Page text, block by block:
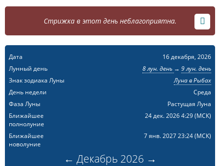
Стрижка в этот день неблагоприятна.
Дата
16 декабря, 2026
Лунный день
8 лун. день → 9 лун. день
Знак зодиака Луны
Луна в Рыбах
День недели
Среда
Фаза Луны
Растущая Луна
Ближайшее
полнолуние
24 дек. 2026 4:29(МСК)
Ближайшее
новолуние
7 янв. 2027 23:24(МСК)
← Декабрь 2026 →